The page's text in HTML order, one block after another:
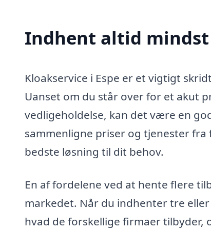
Indhent altid mindst
Kloakservice i Espe er et vigtigt
Uanset om du står over for et akut
vedligeholdelse, kan det være en
sammenligne priser og tjenester
bedste løsning til dit behov.
En af fordelene ved at hente flere
markedet. Når du indhenter tre
hvad de forskellige firmaer